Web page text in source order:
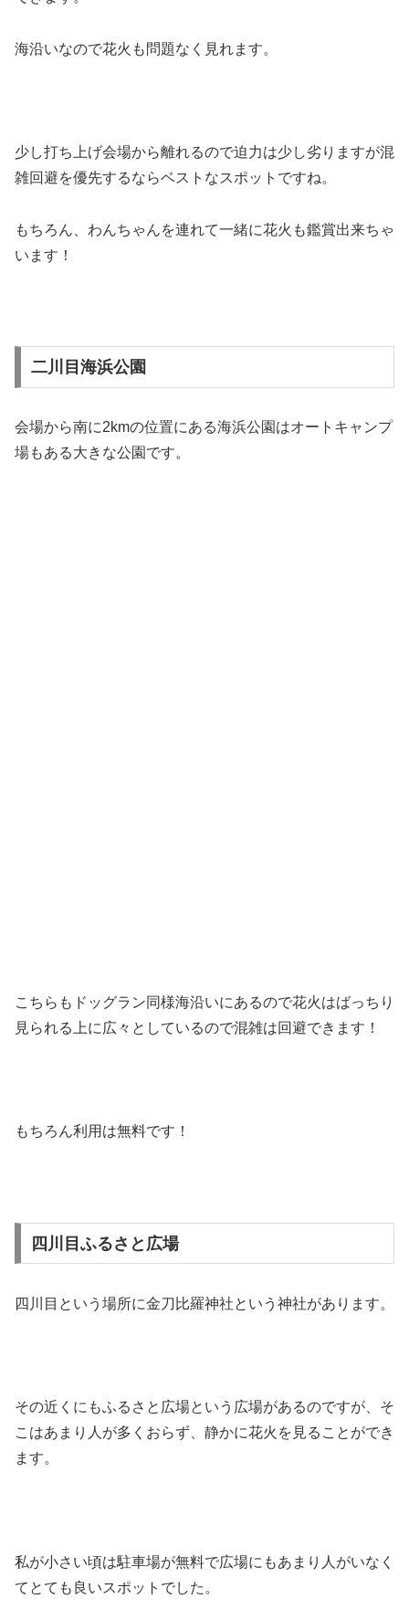
海沿いなので花火も問題なく見れます。
少し打ち上げ会場から離れるので迫力は少し劣りますが混
雑回避を優先するならベストなスポットですね。
もちろん、わんちゃんを連れて一緒に花火も鑑賞出来ちゃ
います！
二川目海浜公園
会場から南に2kmの位置にある海浜公園はオートキャンプ
場もある大きな公園です。
こちらもドッグラン同様海沿いにあるので花火はばっちり
見られる上に広々としているので混雑は回避できます！
もちろん利用は無料です！
四川目ふるさと広場
四川目という場所に金刀比羅神社という神社があります。
その近くにもふるさと広場という広場があるのですが、そ
こはあまり人が多くおらず、静かに花火を見ることができ
ます。
私が小さい頃は駐車場が無料で広場にもあまり人がいなく
てとても良いスポットでした。